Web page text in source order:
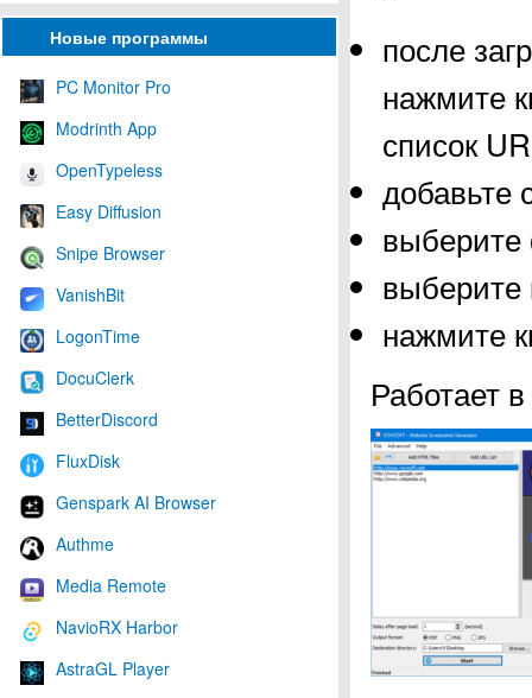
Новые программы
PC Monitor Pro
Modrinth App
OpenTypeless
Easy Diffusion
Snipe Browser
VanishBit
LogonTime
DocuClerk
BetterDiscord
FluxDisk
Genspark AI Browser
Authme
Media Remote
NavioRX Harbor
AstraGL Player
после
нажмите
список
добавьте
выберите
нажмите
Работает